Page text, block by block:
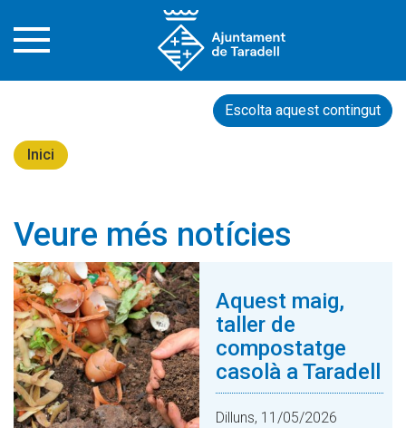
Escolta aquest contingut
Inici
Veure més notícies
Aquest maig,
taller de
compostatge
casolà a Taradell
Dilluns, 11/05/2026